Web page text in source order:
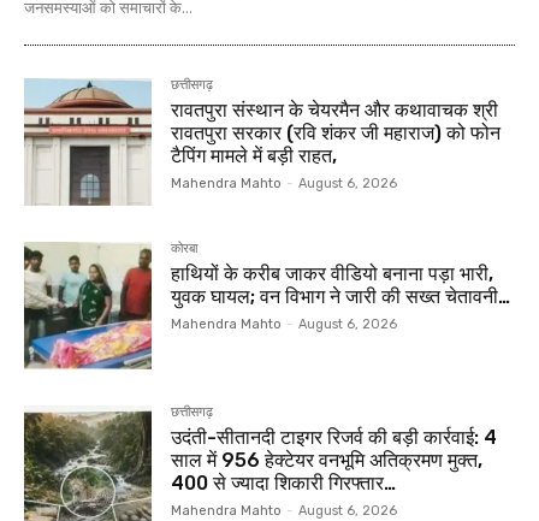
जनसमस्याओं को समाचारों के...
छत्तीसगढ़
रावतपुरा संस्थान के चेयरमैन और कथावाचक श्री
रावतपुरा सरकार (रवि शंकर जी महाराज) को फोन
टैपिंग मामले में बड़ी राहत,
Mahendra Mahto - August 6, 2026
कोरबा
हाथियों के करीब जाकर वीडियो बनाना पड़ा भारी,
युवक घायल; वन विभाग ने जारी की सख्त चेतावनी…
Mahendra Mahto - August 6, 2026
छत्तीसगढ़
उदंती-सीतानदी टाइगर रिजर्व की बड़ी कार्रवाई: 4
साल में 956 हेक्टेयर वनभूमि अतिक्रमण मुक्त,
400 से ज्यादा शिकारी गिरफ्तार…
Mahendra Mahto - August 6, 2026